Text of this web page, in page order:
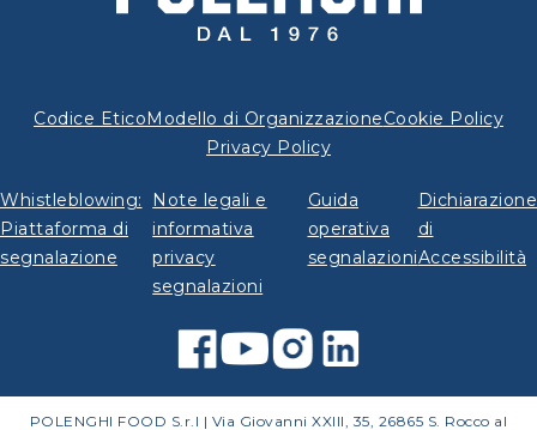
Codice Etico Modello di OrganizzazioneCookie Policy
Privacy Policy
Whistleblowing:
Piattaforma di
segnalazione
Note legali e
informativa
privacy
segnalazioni
Guida
operativa
segnalazioni
Dichiarazione
di
Accessibilità
POLENGHI FOOD S.r.l | Via Giovanni XXIII, 35, 26865 S. Rocco al